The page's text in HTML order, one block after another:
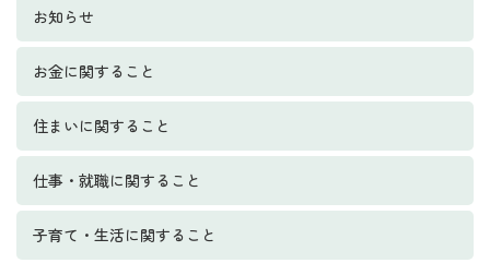
お知らせ
お金に関すること
住まいに関すること
仕事・就職に関すること
子育て・生活に関すること